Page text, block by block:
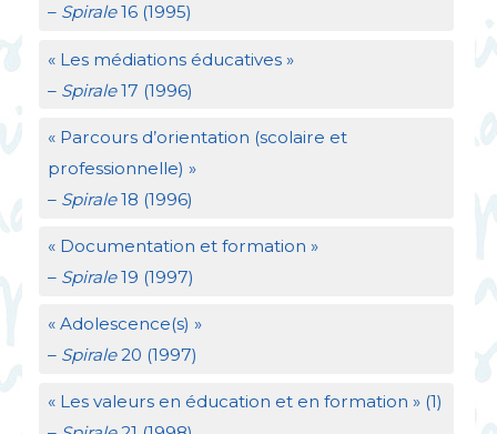
– Spirale16 (1995)
« Les médiations éducatives »
– Spirale17 (1996)
« Parcours d’orientation (scolaire et
professionnelle) »
– Spirale18 (1996)
« Documentation et formation »
– Spirale19 (1997)
« Adolescence(s) »
– Spirale20 (1997)
« Les valeurs en éducation et en formation » (1)